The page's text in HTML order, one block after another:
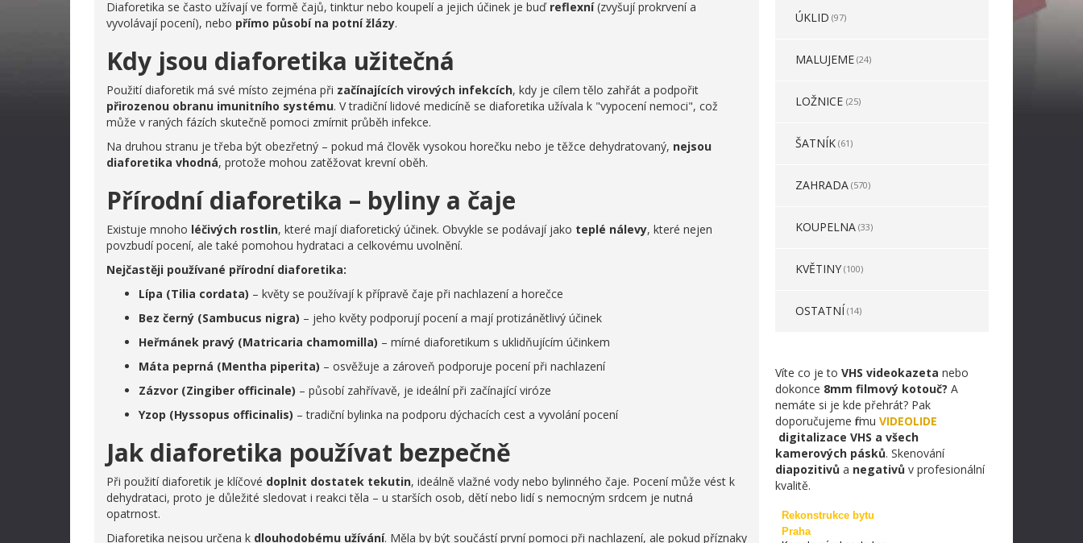
Diaforetika se často užívají ve formě čajů, tinktur nebo koupelí a jejich účinek je buď reflexní(zvyšují prokrvení a
vyvolávají pocení), nebo přímo působí na potní žlázy.
Kdy jsou diaforetika užitečná
Použití diaforetik má své místo zejména při začínajících virových infekcích, kdy je cílem tělo zahřát a podpořit
přirozenou obranu imunitního systému. V tradiční lidové medicíně se diaforetika užívala k "vypocení nemoci", což
může v raných fázích skutečně pomoci zmírnit průběh infekce.
Na druhou stranu je třeba být obezřetný – pokud má člověk vysokou horečku nebo je těžce dehydratovaný, nejsou
diaforetika vhodná, protože mohou zatěžovat krevní oběh.
Přírodní diaforetika – byliny a čaje
Existuje mnoho léčivých rostlin, které mají diaforetický účinek. Obvykle se podávají jako teplé nálevy, které nejen
povzbudí pocení, ale také pomohou hydrataci a celkovému uvolnění.
Nejčastěji používané přírodní diaforetika:
Lípa (Tilia cordata) – květy se používají k přípravě čaje při nachlazení a horečce
Bez černý (Sambucus nigra) – jeho květy podporují pocení a mají protizánětlivý účinek
Heřmánek pravý (Matricaria chamomilla) – mírné diaforetikum s uklidňujícím účinkem
Máta peprná (Mentha piperita) – osvěžuje a zároveň podporuje pocení při nachlazení
Zázvor (Zingiber officinale) – působí zahřívavě, je ideální při začínající viróze
Yzop (Hyssopus officinalis) – tradiční bylinka na podporu dýchacích cest a vyvolání pocení
Jak diaforetika používat bezpečně
Při použití diaforetik je klíčové doplnit dostatek tekutin, ideálně vlažné vody nebo bylinného čaje. Pocení může vést k
dehydrataci, proto je důležité sledovat i reakci těla – u starších osob, dětí nebo lidí s nemocným srdcem je nutná
opatrnost.
Diaforetika nejsou určena k dlouhodobému užívání. Měla by být součástí první pomoci při nachlazení, ale pokud příznaky
ÚKLID (97)
MALUJEME (24)
LOŽNICE (25)
ŠATNÍK (61)
ZAHRADA (570)
KOUPELNA (33)
KVĚTINY (100)
OSTATNÍ (14)
Víte co je to VHS videokazeta nebo
dokonce 8mm filmový kotouč? A
nemáte si je kde přehrát? Pak
doporučujeme firmu VIDEOLIDE
digitalizace VHS a všech
kamerových pásků. Skenování
diapozitivů a negativů v profesionální
kvalitě.
Rekonstrukce bytu
Praha